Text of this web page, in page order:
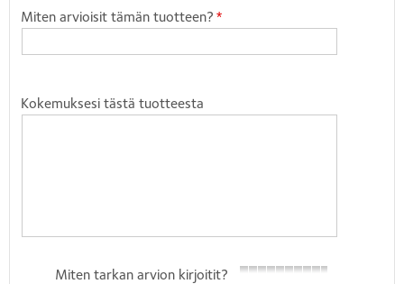
Miten arvioisit tämän tuotteen? *
Kokemuksesi tästä tuotteesta
Miten tarkan arvion kirjoitit?